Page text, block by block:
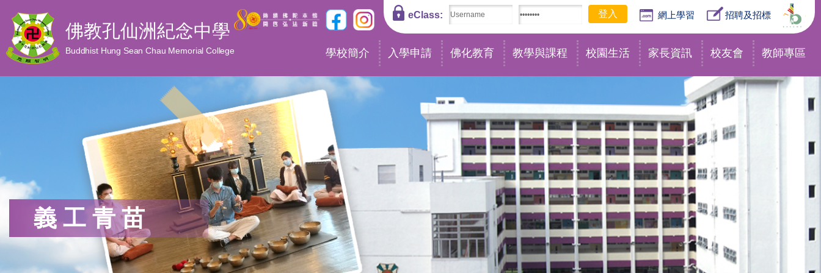
佛教孔仙洲紀念中學
Buddhist Hung Sean Chau Memorial College
eClass: 網上學習 招聘及招標
學校簡介 入學申請 佛化教育 教學與課程 校園生活 家長資訊 校友會 教師專區
義工青苗